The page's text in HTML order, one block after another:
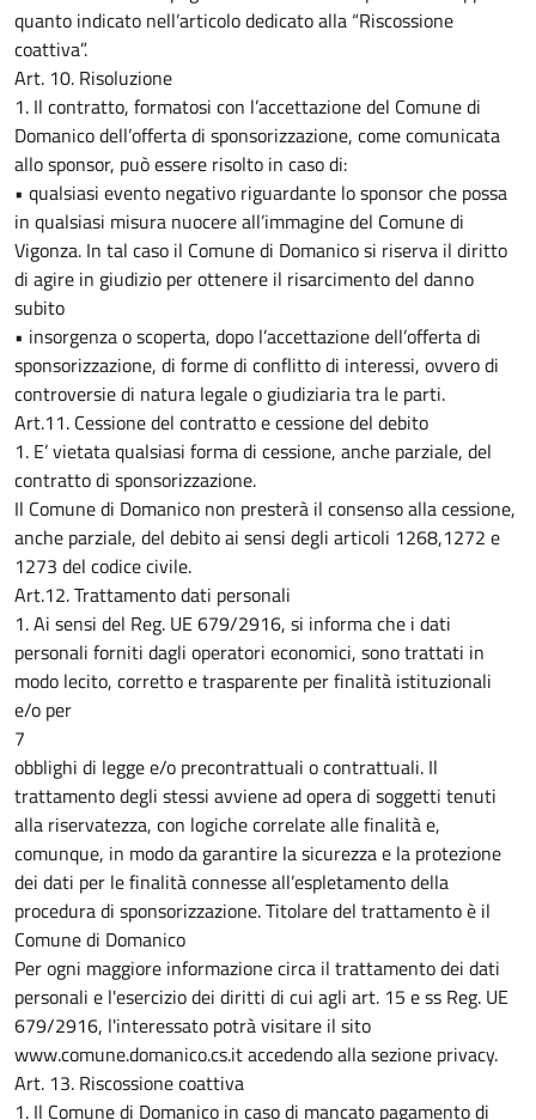
quanto indicato nell’articolo dedicato alla “Riscossione
coattiva”.
Art. 10. Risoluzione
1. Il contratto, formatosi con l’accettazione del Comune di
Domanico dell’offerta di sponsorizzazione, come comunicata
allo sponsor, può essere risolto in caso di:
• qualsiasi evento negativo riguardante lo sponsor che possa
in qualsiasi misura nuocere all’immagine del Comune di
Vigonza. In tal caso il Comune di Domanico si riserva il diritto
di agire in giudizio per ottenere il risarcimento del danno
subito
• insorgenza o scoperta, dopo l’accettazione dell’offerta di
sponsorizzazione, di forme di conflitto di interessi, ovvero di
controversie di natura legale o giudiziaria tra le parti.
Art.11. Cessione del contratto e cessione del debito
1. E’ vietata qualsiasi forma di cessione, anche parziale, del
contratto di sponsorizzazione.
Il Comune di Domanico non presterà il consenso alla cessione,
anche parziale, del debito ai sensi degli articoli 1268,1272 e
1273 del codice civile.
Art.12. Trattamento dati personali
1. Ai sensi del Reg. UE 679/2916, si informa che i dati
personali forniti dagli operatori economici, sono trattati in
modo lecito, corretto e trasparente per finalità istituzionali
e/o per
7
obblighi di legge e/o precontrattuali o contrattuali. Il
trattamento degli stessi avviene ad opera di soggetti tenuti
alla riservatezza, con logiche correlate alle finalità e,
comunque, in modo da garantire la sicurezza e la protezione
dei dati per le finalità connesse all’espletamento della
procedura di sponsorizzazione. Titolare del trattamento è il
Comune di Domanico
Per ogni maggiore informazione circa il trattamento dei dati
personali e l'esercizio dei diritti di cui agli art. 15 e ss Reg. UE
679/2916, l'interessato potrà visitare il sito
www.comune.domanico.cs.it accedendo alla sezione privacy.
Art. 13. Riscossione coattiva
1. Il Comune di Domanico in caso di mancato pagamento di